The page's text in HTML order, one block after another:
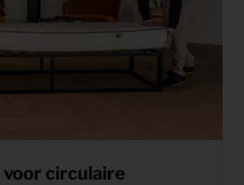
circulaire